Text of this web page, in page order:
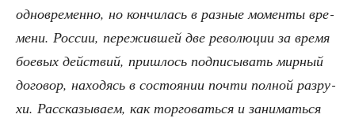
одно­вре­мен­но, но кон­чи­лась в раз­ные момен­ты вре­
ме­ни. Рос­сии, пере­жив­шей две рево­лю­ции за вре­мя
бое­вых дей­ствий, при­шлось под­пи­сы­вать мир­ный
дого­вор, нахо­дясь в состо­я­нии почти пол­ной раз­ру­
хи. Рас­ска­зы­ва­ем, как тор­го­вать­ся и зани­мать­ся